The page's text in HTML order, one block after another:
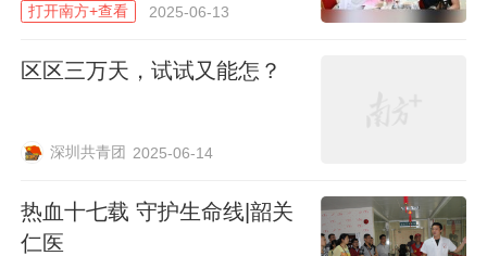
打开南方+查看 2025-06-13
区区三万天，试试又能怎？
深圳共青团 2025-06-14
热血十七载 守护生命线|韶关
仁医